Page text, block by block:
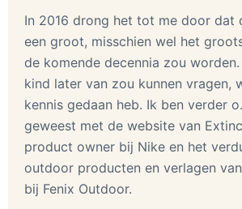
In 2016 drong het tot me door dat
een groot, misschien wel het
de komende decennia zou
kind later van zou kunnen vragen,
kennis gedaan heb. Ik ben verder
geweest met de website van
product owner bij Nike en het
outdoor producten en verlagen
bij Fenix Outdoor.